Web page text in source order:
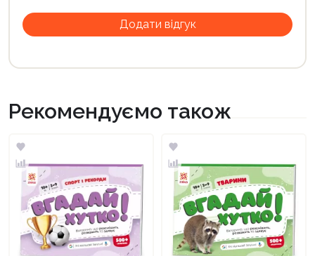
Рекомендуємо також